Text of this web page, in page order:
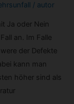
/ autor
Ja oder Nein
an. Im Falle
der Defekte
kann man
höher sind als